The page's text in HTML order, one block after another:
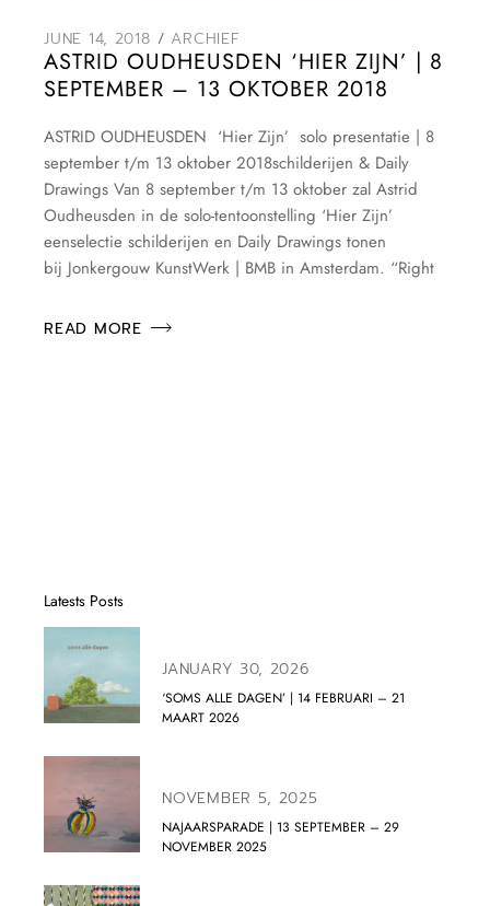
JUNE 14, 2018 ARCHIEF
ASTRID OUDHEUSDEN ‘HIER ZIJN’ | 8
SEPTEMBER – 13 OKTOBER 2018
ASTRID OUDHEUSDEN ‘Hier Zijn’ solo presentatie | 8
september t/m 13 oktober 2018schilderijen & Daily
Drawings Van 8 september t/m 13 oktober zal Astrid
Oudheusden in de solo-tentoonstelling ‘Hier Zijn’
eenselectie schilderijen en Daily Drawings tonen
bij Jonkergouw KunstWerk | BMB in Amsterdam. “Right
READ MORE
Latests Posts
JANUARY 30, 2026
‘SOMS ALLE DAGEN’ | 14 FEBRUARI – 21
MAART 2026
NOVEMBER 5, 2025
NAJAARSPARADE | 13 SEPTEMBER – 29
NOVEMBER 2025